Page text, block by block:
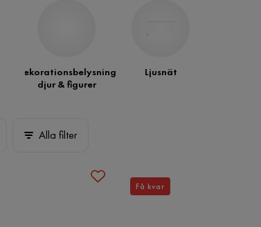
Dekorationsbelysning
djur & figurer
Ljusnät
Alla filter
Få kvar